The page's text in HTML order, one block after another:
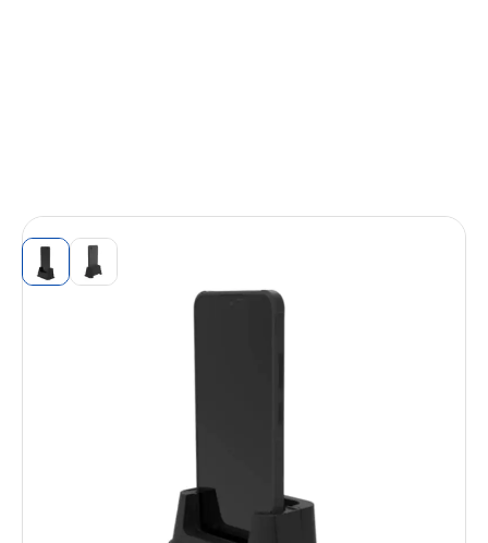
View larger image
View larger image
Station de charge 1 slot pour Samsung
SAACC1223
La station de charge 1 slot pour Samsung Xcover7,
coloris Noir (GP-PTG556ASFBQ), est un accessoire